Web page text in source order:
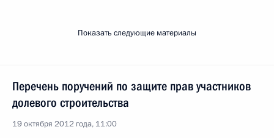
Показать следующие материалы
Перечень поручений по защите прав участников
долевого строительства
19 октября 2012 года, 11:00